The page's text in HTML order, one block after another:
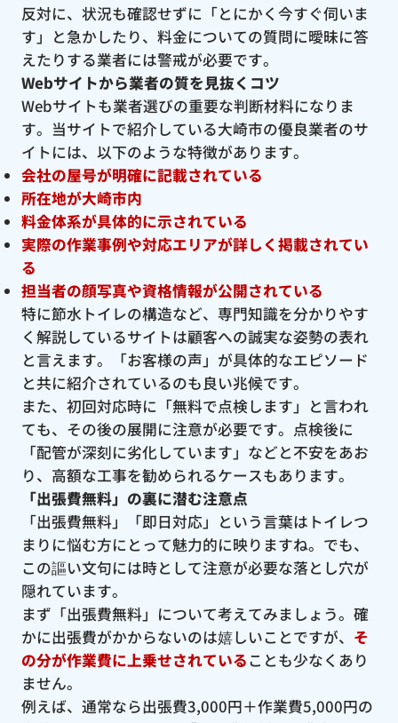
反対に、状況も確認せずに「とにかく今すぐ伺いま
す」と急かしたり、料金についての質問に曖昧に答
えたりする業者には警戒が必要です。
Webサイトから業者の質を見抜くコツ
Webサイトも業者選びの重要な判断材料になりま
す。当サイトで紹介している大崎市の優良業者のサ
イトには、以下のような特徴があります。
会社の屋号が明確に記載されている
所在地が大崎市内
料金体系が具体的に示されている
実際の作業事例や対応エリアが詳しく掲載されてい
る
担当者の顔写真や資格情報が公開されている
特に節水トイレの構造など、専門知識を分かりやす
く解説しているサイトは顧客への誠実な姿勢の表れ
と言えます。「お客様の声」が具体的なエピソード
と共に紹介されているのも良い兆候です。
また、初回対応時に「無料で点検します」と言われ
ても、その後の展開に注意が必要です。点検後に
「配管が深刻に劣化しています」などと不安をあお
り、高額な工事を勧められるケースもあります。
「出張費無料」の裏に潜む注意点
「出張費無料」「即日対応」という言葉はトイレつ
まりに悩む方にとって魅力的に映りますね。でも、
この謳い文句には時として注意が必要な落とし穴が
隠れています。
まず「出張費無料」について考えてみましょう。確
かに出張費がかからないのは嬉しいことですが、 そ
の分が作業費に上乗せされていることも少なくあり
ません。
例えば、通常なら出張費3,000円＋作業費5,000円の